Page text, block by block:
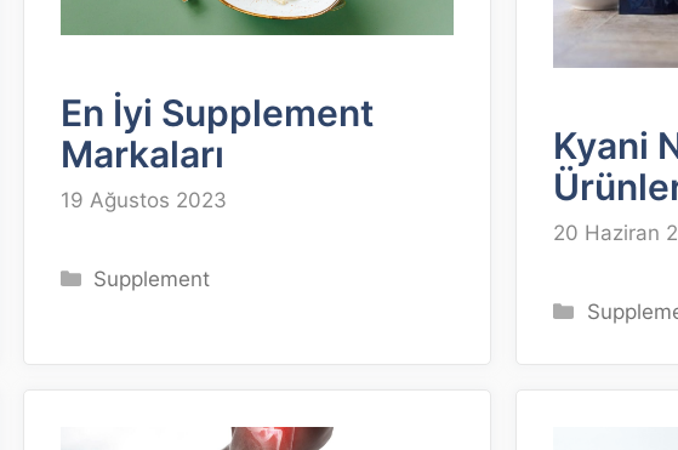
En İyi Supplement
Markaları
19 Ağustos 2023
Kategoriler
Supplement
Kyani
20 Haziran